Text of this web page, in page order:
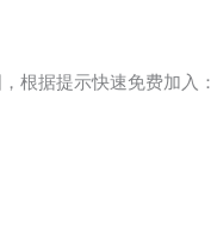
根据提示快速免费加入：